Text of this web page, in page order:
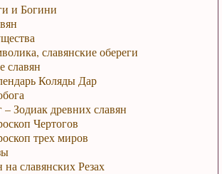
и Богини
славянские обереги
славян
Коляды Дар
Зодиак древних славян
Чертогов
трех миров
славянских Резах